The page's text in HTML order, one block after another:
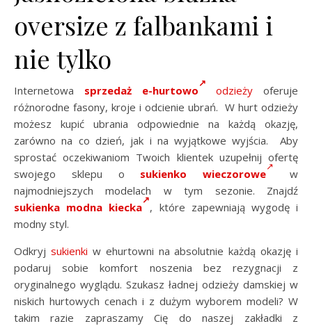
oversize z falbankami i
nie tylko
Internetowa sprzedaż e-hurtowo odzieży oferuje
różnorodne fasony, kroje i odcienie ubrań. W hurt odzieży
możesz kupić ubrania odpowiednie na każdą okazję,
zarówno na co dzień, jak i na wyjątkowe wyjścia. Aby
sprostać oczekiwaniom Twoich klientek uzupełnij ofertę
swojego sklepu o sukienko wieczorowe
w
najmodniejszych modelach w tym sezonie. Znajdź
sukienka modna kiecka , które zapewniają wygodę i
modny styl.
Odkryj sukienki w ehurtowni na absolutnie każdą okazję i
podaruj sobie komfort noszenia bez rezygnacji z
oryginalnego wyglądu. Szukasz ładnej odzieży damskiej w
niskich hurtowych cenach i z dużym wyborem modeli? W
takim razie zapraszamy Cię do naszej zakładki z